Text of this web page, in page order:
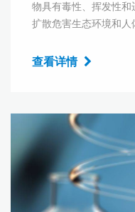
物具有毒性、挥发性
扩散危害生态环境和人
查看详情